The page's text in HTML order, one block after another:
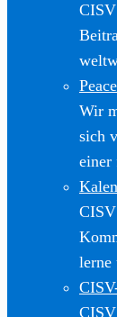
Wir
sich
einer
CISV
lerne